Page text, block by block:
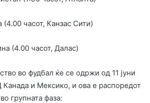
(4.00 часот, Канзас Сити)
(4.00 часот, Далас)
во фудбал ќе се одржи од 11 јуни
Канада и Мексико, и ова е распоредот
групната фаза: